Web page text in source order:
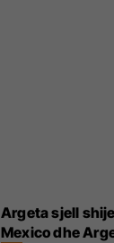
Argeta sjell
Mexico dhe